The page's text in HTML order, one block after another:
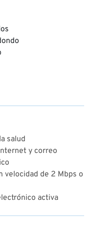
salud
y correo
velocidad de 2 Mbps o
activa